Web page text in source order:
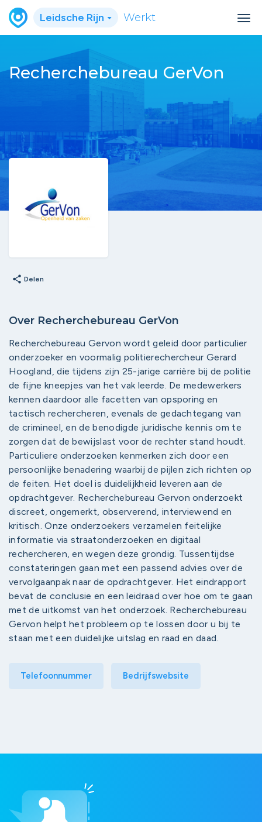
Leidsche Rijn Werkt
Recherchebureau GerVon
share Delen
Over Recherchebureau GerVon
Recherchebureau Gervon wordt geleid door particulier
onderzoeker en voormalig politierechercheur Gerard
Hoogland, die tijdens zijn 25-jarige carrière bij de politie
de fijne kneepjes van het vak leerde. De medewerkers
kennen daardoor alle facetten van opsporing en
tactisch rechercheren, evenals de gedachtegang van
de crimineel, en de benodigde juridische kennis om te
zorgen dat de bewijslast voor de rechter stand houdt.
Particuliere onderzoeken kenmerken zich door een
persoonlijke benadering waarbij de pijlen zich richten op
de feiten. Het doel is duidelijkheid leveren aan de
opdrachtgever. Recherchebureau Gervon onderzoekt
discreet, ongemerkt, observerend, interviewend en
kritisch. Onze onderzoekers verzamelen feitelijke
informatie via straatonderzoeken en digitaal
rechercheren, en wegen deze grondig. Tussentijdse
constateringen gaan met een passend advies over de
vervolgaanpak naar de opdrachtgever. Het eindrapport
bevat de conclusie en een leidraad over hoe om te gaan
met de uitkomst van het onderzoek. Recherchebureau
Gervon helpt het probleem op te lossen door u bij te
staan met een duidelijke uitslag en raad en daad.
Telefoonnummer Bedrijfswebsite